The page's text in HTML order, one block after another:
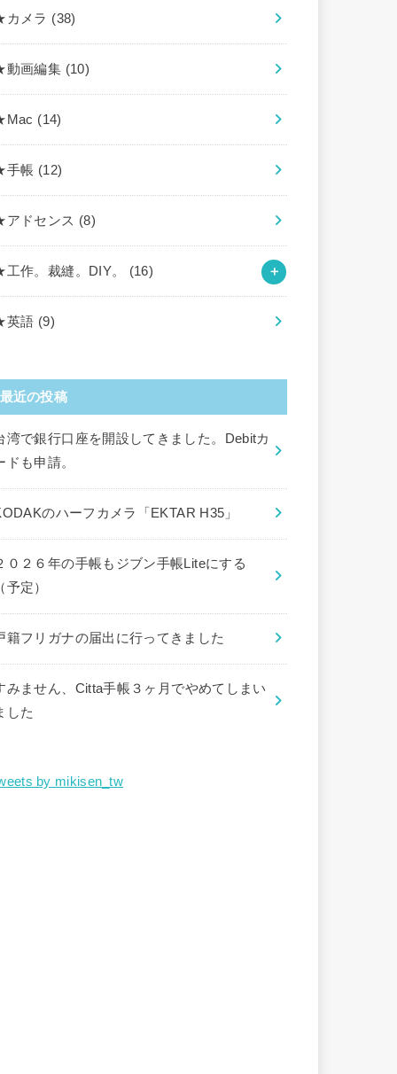
メラ (38)
画編集 (10)
(14)
帳 (12)
ドセンス (8)
作。裁縫。DIY。 (16)
語 (9)
最近の投稿
湾で銀行口座を開設してきました。Debitカ
ドも申請。
のハーフカメラ「EKTAR H35」
０２６年の手帳もジブン手帳Liteにする
予定）
籍フリガナの届出に行ってきました
みません、Citta手帳３ヶ月でやめてしまい
した
by mikisen_tw